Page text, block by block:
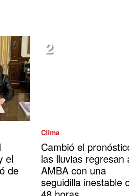
el
de
Clima
Cambió el
las lluvias regresan
AMBA con una
seguidilla inestable